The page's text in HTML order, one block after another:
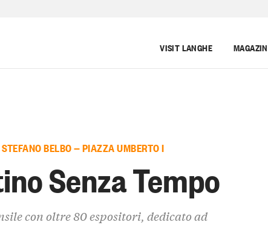
VISIT LANGHE
BELBO — PIAZZA UMBERTO I
Senza Tempo
con oltre 80 espositori, dedicato ad